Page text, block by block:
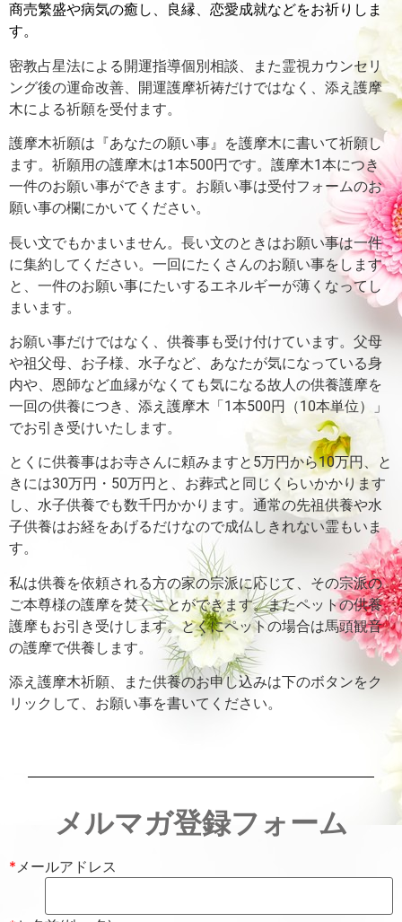
商売繁盛や病気の癒し、良縁、恋愛成就などをお祈りしま
す。
密教占星法による開運指導個別相談、また霊視カウンセリ
ング後の運命改善、開運護摩祈祷だけではなく、添え護摩
木による祈願を受付ます。
護摩木祈願は『あなたの願い事』を護摩木に書いて祈願し
ます。 祈願用の護摩木は1本500円です。護摩木1本につき
一件のお願い事ができます。 お願い事は受付フォームのお
願い事の欄にかいてください。
長い文でもかまいません。長い文のときはお願い事は一件
に集約してください。 一回にたくさんのお願い事をします
と、一件のお願い事にたいするエネルギーが薄くなってし
まいます。
お願い事だけではなく、供養事も受け付けています。父母
や祖父母、お子様、水子など、あなたが気になっている身
内や、恩師など血縁がなくても気になる故人の供養護摩を
一回の供養につき、添え護摩木「1本500円（10本単位）」
でお引き受けいたします。
とくに供養事はお寺さんに頼みますと5万円から10万円、と
きには30万円・50万円と、お葬式と同じくらいかかります
し、水子供養でも数千円かかります。通常の先祖供養や水
子供養はお経をあげるだけなので成仏しきれない霊もいま
す。
私は供養を依頼される方の家の宗派に応じて、その宗派の
ご本尊様の護摩を焚くことができます。またペットの供養
護摩もお引き受けします。とくにペットの場合は馬頭観音
の護摩で供養します。
添え護摩木祈願、また供養のお申し込みは下のボタンをク
リックして、お願い事を書いてください。
メルマガ登録フォーム
*メールアドレス